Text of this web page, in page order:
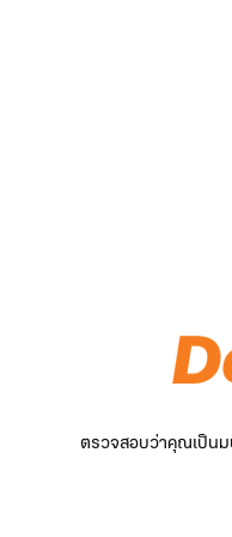
ตรวจสอบว่าคุณเป็นม